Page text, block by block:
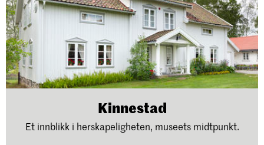
Kinnestad
Et innblikk i herskapeligheten, museets midtpunkt.